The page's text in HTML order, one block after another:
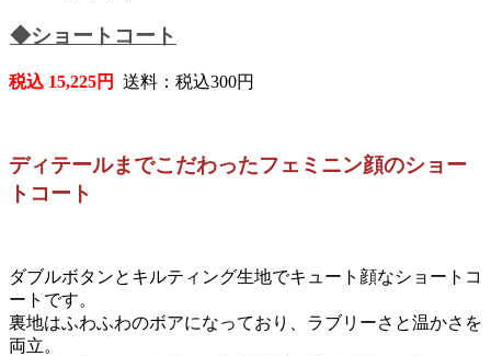
◆ショートコート
税込 15,225円 送料：税込300円
ディテールまでこだわったフェミニン顔のショー
トコート
ダブルボタンとキルティング生地でキュート顔なショートコ
ートです。
裏地はふわふわのボアになっており、ラブリーさと温かさを
両立。